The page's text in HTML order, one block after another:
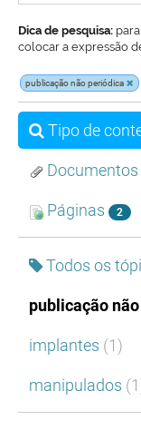
Dica de pesquisa:
colocar a expressão
publicação não periódica
Tipo de
Documentos
Páginas 2
Todos os
publicação
implantes (1)
manipulados